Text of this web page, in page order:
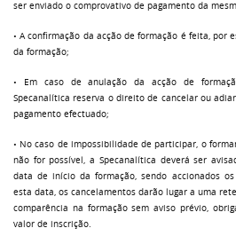
ser enviado o comprovativo de pagamento da
• A confirmação da acção de formação é feita,
da formação;
• Em caso de anulação da acção de
Specanalítica reserva o direito de cancelar ou
pagamento efectuado;
• No caso de impossibilidade de participar, o
não for possível, a Specanalítica deverá ser
data de início da formação, sendo accionados
esta data, os cancelamentos darão lugar a uma
comparência na formação sem aviso prévio,
valor de inscrição.